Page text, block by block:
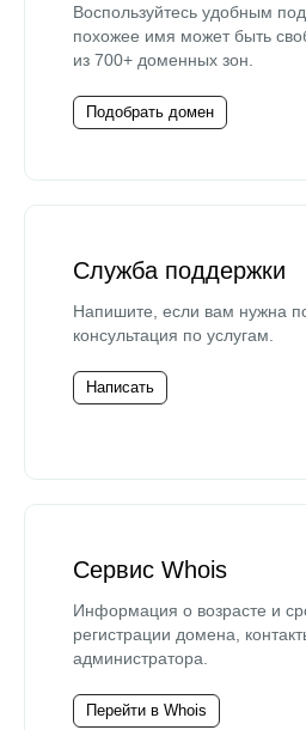
Воспользуйтесь удобным
похожее имя может быть
из 700+ доменных зон.
Подобрать домен
Служба поддержки
Напишите, если вам нужна
консультация по услугам.
Написать
Сервис Whois
Информация о возрасте и
регистрации домена,
администратора.
Перейти в Whois